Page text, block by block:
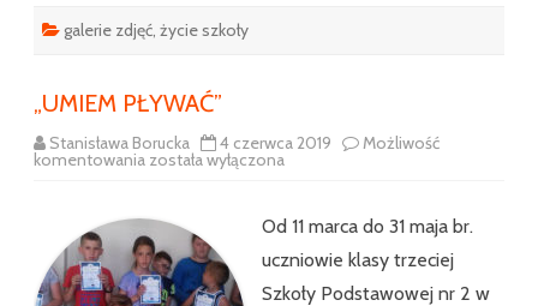
galerie zdjęć życie szkoły
„UMIEM PŁYWAĆ”
Stanisława Borucka 4 czerwca 2019 Możliwość
komentowania „UMIEM
została wyłączona
Od 11 marca do 31 maja br.
uczniowie klasy trzeciej
Szkoły Podstawowej nr 2 w